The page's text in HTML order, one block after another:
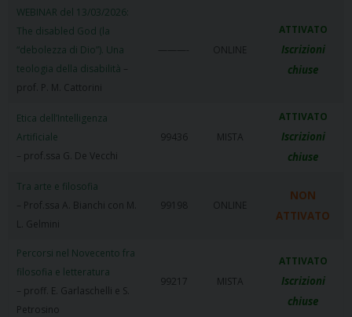
WEBINAR del 13/03/2026:
The disabled God (la
“debolezza di Dio”). Una
teologia della disabilità
prof. P. M. Cattorini
ONLINE
ATTIVATO
Iscrizioni
chiuse
Etica dell’Intelligenza
Artificiale
– prof.ssa G. De Vecchi
99436 MISTA
ATTIVATO
Iscrizioni
chiuse
Tra arte e filosofia
– Prof.ssa A. Bianchi con M.
L. Gelmini
99198 ONLINE
NON
ATTIVATO
Percorsi nel Novecento fra
filosofia e letteratura
– proff. E. Garlaschelli e S.
Petrosino
99217 MISTA
ATTIVATO
Iscrizioni
chiuse